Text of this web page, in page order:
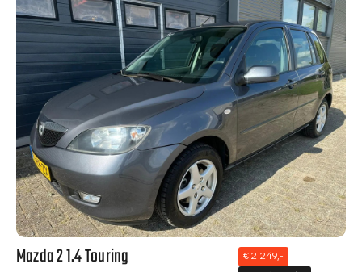
Mazda 2 1.4 Touring
€ 2.249,-